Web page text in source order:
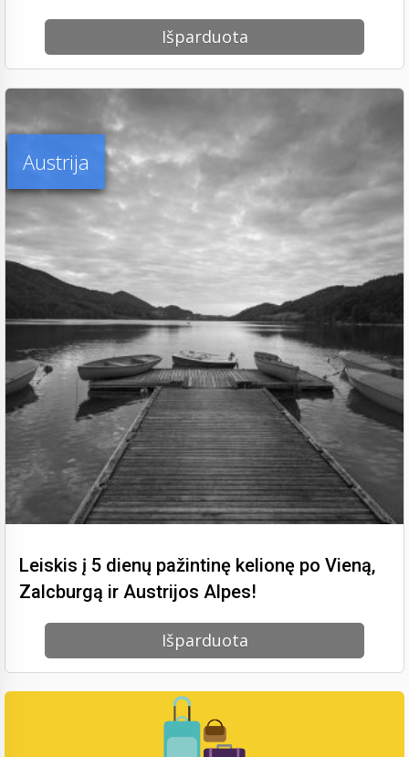
Išparduota
Austrija
Leiskis į 5 dienų pažintinę kelionę po Vieną,
Zalcburgą ir Austrijos Alpes!
Išparduota